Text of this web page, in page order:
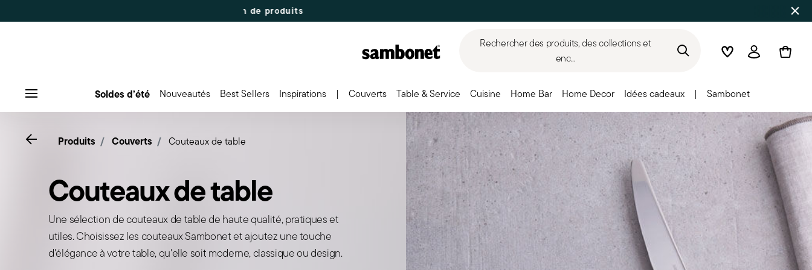
Jusqu'à 50% de réduction sur une
Rechercher des produits, des collections et
enc...
WishlistConnexion
Soldes d’été Nouveautés Best Sellers Inspirations | Couverts Table & Service Cuisine Home Bar Home Decor Idées cadeaux | Sambonet
Go backProduits Couverts Couteaux de table
Couteaux de table
Une sélection de couteaux de table de haute qualité, pratiques et
utiles. Choisissez les couteaux Sambonet et ajoutez une touche
d'élégance à votre table, qu'elle soit moderne, classique ou design.